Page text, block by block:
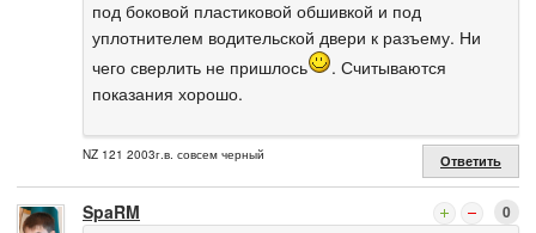
под боковой пластиковой обшивкой и под
уплотнителем водительской двери к разъему. Ни
чего сверлить не пришлось
. Считываются
показания хорошо.
NZ 121 2003г.в. совсем черный Ответить
SpaRM 0